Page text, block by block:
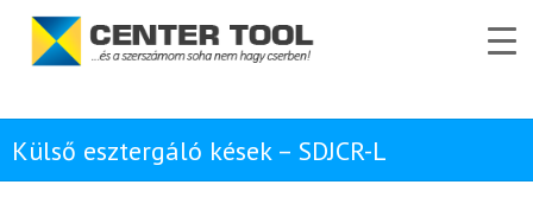
Külső esztergáló kések – SDJCR-L